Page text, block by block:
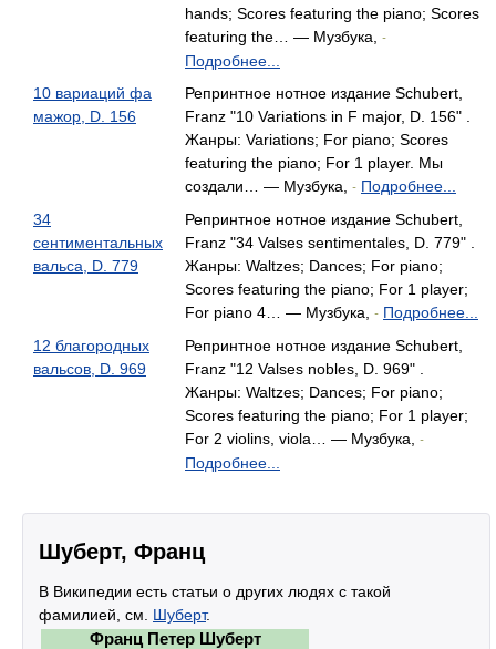
hands; Scores featuring the piano; Scores
featuring the… — Музбука,
-
Подробнее...
10 вариаций фа
мажор, D. 156
Репринтное нотное издание Schubert,
Franz "10 Variations in F major, D. 156" .
Жанры: Variations; For piano; Scores
featuring the piano; For 1 player. Мы
создали… — Музбука,
- Подробнее...
34
сентиментальных
вальса, D. 779
Репринтное нотное издание Schubert,
Franz "34 Valses sentimentales, D. 779" .
Жанры: Waltzes; Dances; For piano;
Scores featuring the piano; For 1 player;
For piano 4… — Музбука,
- Подробнее...
12 благородных
вальсов, D. 969
Репринтное нотное издание Schubert,
Franz "12 Valses nobles, D. 969" .
Жанры: Waltzes; Dances; For piano;
Scores featuring the piano; For 1 player;
For 2 violins, viola… — Музбука,
-
Подробнее...
Шуберт, Франц
В Википедии есть статьи о других людях с такой
фамилией, см. Шуберт.
Франц Петер Шуберт